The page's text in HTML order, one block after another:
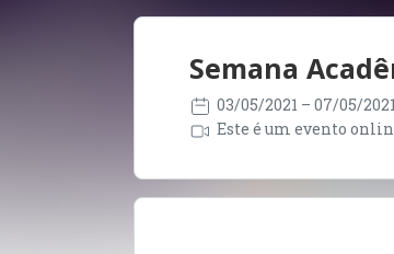
Semana
03/05/2021 – 07/05/2021
Este é um evento